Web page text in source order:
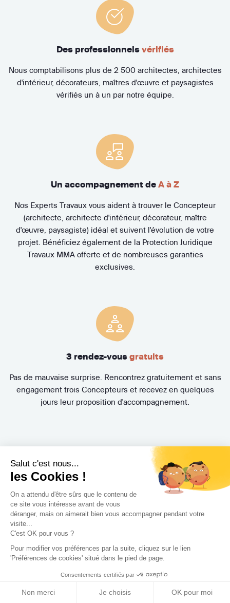
Salut c'est nous...
les Cookies !
On a attendu d'être sûrs que le contenu de
ce site vous intéresse avant de vous
déranger, mais on aimerait bien vous accompagner pendant votre
visite...
C'est OK pour vous ?
Pour modifier vos préférences par la suite, cliquez sur le lien
'Préférences de cookies' situé dans le pied de page.
Consentements certifiés par
Non merci Je choisis OK pour moi
Des professionnels vérifiés
Nous comptabilisons plus de 2 500 architectes, architectes
d'intérieur, décorateurs, maîtres d'œuvre et paysagistes
vérifiés un à un par notre équipe.
Un accompagnement de A à Z
Nos Experts Travaux vous aident à trouver le Concepteur
(architecte, architecte d'intérieur, décorateur, maître
d'œuvre, paysagiste) idéal et suivent l'évolution de votre
projet. Bénéficiez également de la Protection Juridique
Travaux MMA offerte et de nombreuses garanties
exclusives.
3 rendez-vous gratuits
Pas de mauvaise surprise. Rencontrez gratuitement et sans
engagement trois Concepteurs et recevez en quelques
jours leur proposition d'accompagnement.
Trouvez le professionnel
le plus adapté à votre
projet !
Trouver mon Concepteur